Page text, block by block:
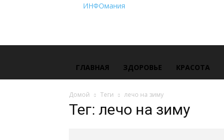
ИНФОмания
ГЛАВНАЯ ЗДОРОВЬЕ КРАСОТА
Домой Теги лечо на зиму
Тег: лечо на зиму